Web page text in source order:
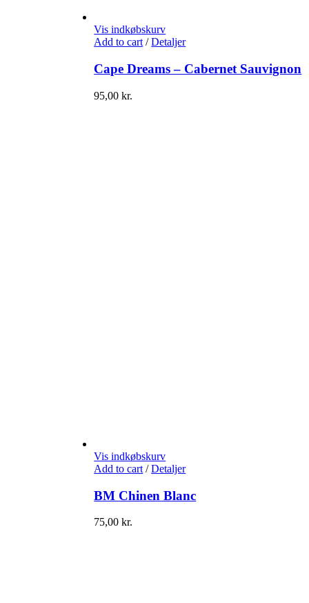
Vis indkøbskurv
Add to cart / Detaljer
Cape Dreams – Cabernet Sauvignon
95,00kr.
Vis indkøbskurv
Add to cart / Detaljer
BM Chinen Blanc
75,00kr.